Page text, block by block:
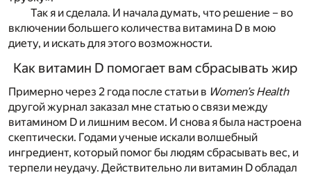
Так я и сделала. И начала думать, что решение – во
включении большего количества витамина D в мою
диету, и искать для этого возможности.
Как витамин D помогает вам сбрасывать жир
Примерно через 2 года после статьи в Women’s Health
другой журнал заказал мне статью о связи между
витамином D и лишним весом. И снова я была настроена
скептически. Годами ученые искали волшебный
ингредиент, который помог бы людям сбрасывать вес, и
терпели неудачу. Действительно ли витамин D обладал